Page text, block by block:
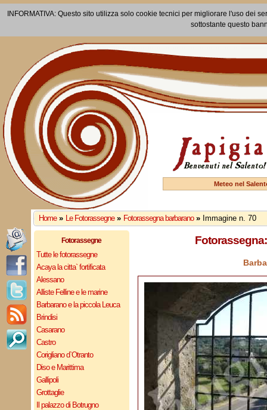
INFORMATIVA: Questo sito utilizza solo cookie tecnici per migliorare l'uso dei
sottostante questo
Meteo nel
Home » Le Fotorassegne » Fotorassegna barbarano » Immagine n. 70
Fotorassegne
Tutte le fotorassegne
Acaya la citta` fortificata
Alessano
Alliste Felline e le marine
Barbarano e la piccola Leuca
Brindisi
Casarano
Castro
Corigliano d`Otranto
Diso e Marittima
Gallipoli
Grottaglie
Il palazzo di Botrugno